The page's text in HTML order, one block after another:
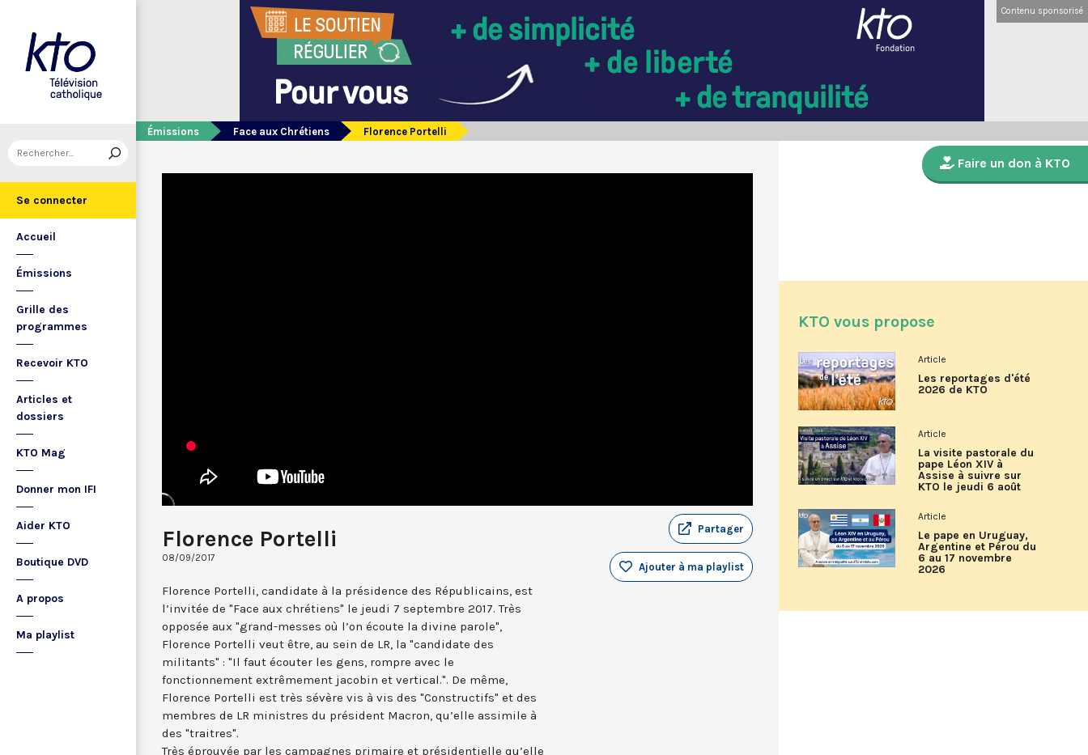
Se connecter
Accueil
Émissions
Grille des
programmes
Recevoir KTO
Articles et
dossiers
KTO Mag
Donner mon IFI
Aider KTO
Boutique DVD
A propos
Ma playlist
Contenu sponsorisé
Émissions Face aux Chrétiens Florence Portelli
Florence Portelli
08/09/2017
Partager
Ajouter à ma playlist
Florence Portelli, candidate à la présidence des Républicains, est
l’invitée de "Face aux chrétiens" le jeudi 7 septembre 2017. Très
opposée aux "grand-messes où l’on écoute la divine parole",
Florence Portelli veut être, au sein de LR, la "candidate des
militants" : "Il faut écouter les gens, rompre avec le
fonctionnement extrêmement jacobin et vertical.". De même,
Florence Portelli est très sévère vis à vis des "Constructifs" et des
membres de LR ministres du président Macron, qu’elle assimile à
des "traitres".
Très éprouvée par les campagnes primaire et présidentielle qu’elle
Faire un don à KTO
KTO vous propose
Article
Les reportages d'été
2026 de KTO
Article
La visite pastorale du
pape Léon XIV à
Assise à suivre sur
KTO le jeudi 6 août
Article
Le pape en Uruguay,
Argentine et Pérou du
6 au 17 novembre
2026